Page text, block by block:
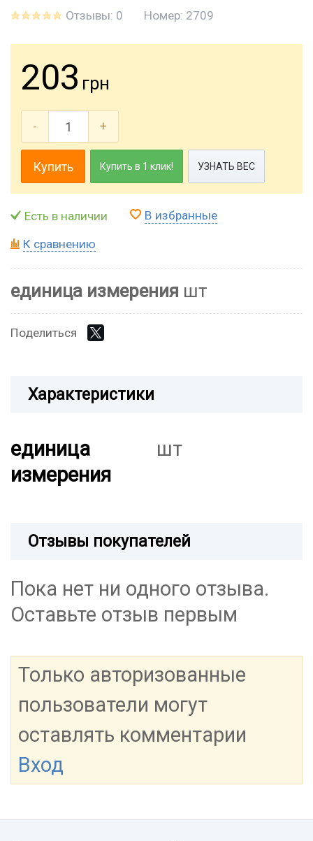
Отзывы: 0 Номер: 2709
203 грн
- +
Купить Купить в 1 клик! УЗНАТЬ ВЕС
Есть в наличии В избранные
К сравнению
единица измерения шт
Поделиться
Характеристики
единица
измерения
шт
Отзывы покупателей
Пока нет ни одного отзыва.
Оставьте отзыв первым
Только авторизованные
пользователи могут
оставлять комментарии
Вход